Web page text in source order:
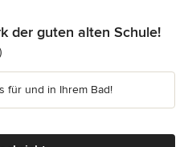
der guten alten Schule!
von 5 Sternen
für und in Ihrem Bad!